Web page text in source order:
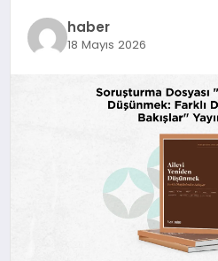
haber
18 Mayıs 2026